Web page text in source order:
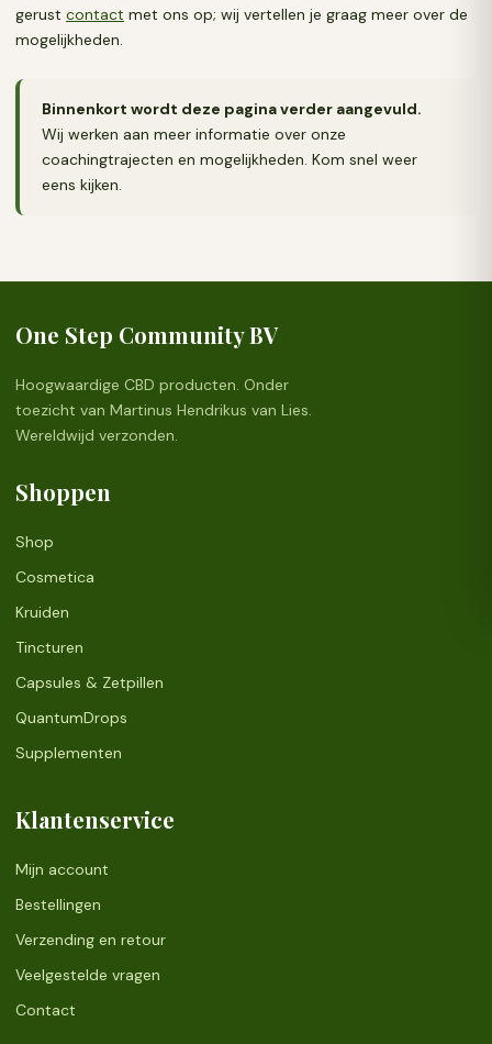
gerust contact met ons op; wij vertellen je graag meer over de
mogelijkheden.
Binnenkort wordt deze pagina verder aangevuld.
Wij werken aan meer informatie over onze
coachingtrajecten en mogelijkheden. Kom snel weer
eens kijken.
One Step Community BV
Hoogwaardige CBD producten. Onder
toezicht van Martinus Hendrikus van Lies.
Wereldwijd verzonden.
Shoppen
Shop
Cosmetica
Kruiden
Tincturen
Capsules & Zetpillen
QuantumDrops
Supplementen
Klantenservice
Mijn account
Bestellingen
Verzending en retour
Veelgestelde vragen
Contact